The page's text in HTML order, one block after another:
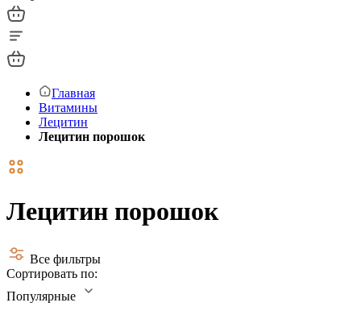
Главная
Витамины
Лецитин
Лецитин порошок
Лецитин порошок
Все фильтры
Сортировать по:
Популярные